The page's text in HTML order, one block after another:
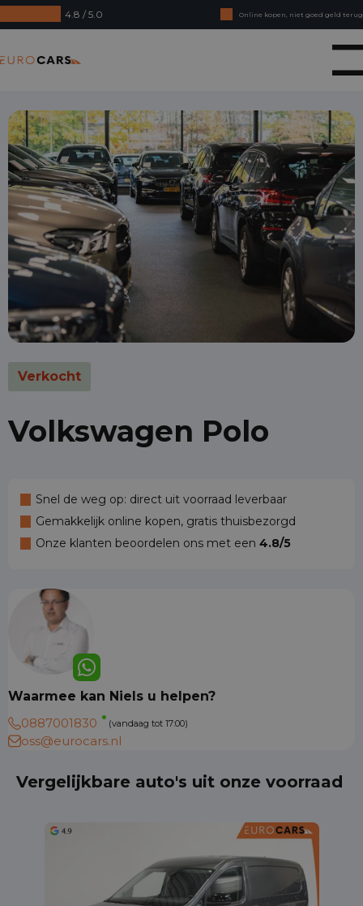
4.8 / 5.0
Online kopen, niet goed geld terug
Financial lease - Soepele acceptatie
Verkocht
Volkswagen Polo
Snel de weg op: direct uit voorraad leverbaar
Gemakkelijk online kopen, gratis thuisbezorgd
Onze klanten beoordelen ons met een 4.8/5
Waarmee kan Niels u helpen?
0887001830
(vandaag tot 17:00)
oss@eurocars.nl
Vergelijkbare auto's uit onze voorraad